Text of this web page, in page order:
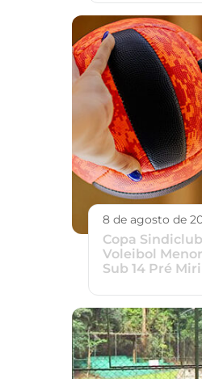
8 de agosto de
Copa
Voleibol
Sub 14 Pré